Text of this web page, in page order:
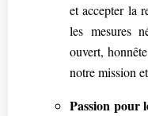
et accepter la
les mesures
ouvert,
notre mission
Passion pour